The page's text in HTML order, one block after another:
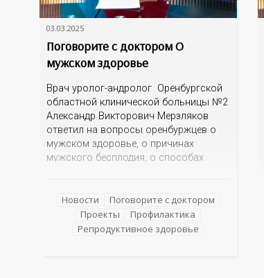
03.03.2025
Поговорите с доктором О
мужском здоровье
Врач уролог-андролог Оренбургской
областной клинической больницы №2
Александр Викторович Мерзляков
ответил на вопросы оренбуржцев о
мужском здоровье, о причинах
мужского бесплодия, о способах
Новости
Поговорите с доктором
Проекты
Профилактика
Репродуктивное здоровье